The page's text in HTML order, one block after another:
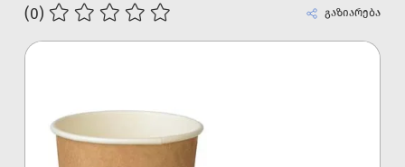
(0) გაზიარება